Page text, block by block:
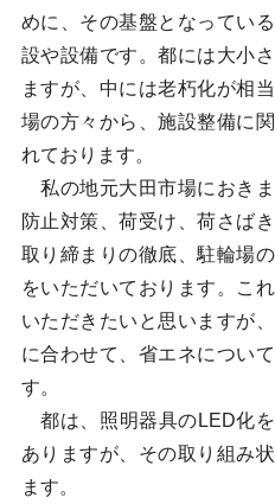
めに、その基盤となってい
設や設備です。都には大小
ますが、中には老朽化が相
場の方々から、施設整備に
れております。
私の地元大田市場におき
防止対策、荷受け、荷さば
取り締まりの徹底、駐輪場
をいただいております。こ
いただきたいと思いますが
に合わせて、省エネについ
す。
都は、照明器具のLED化
ありますが、その取り組み
ます。